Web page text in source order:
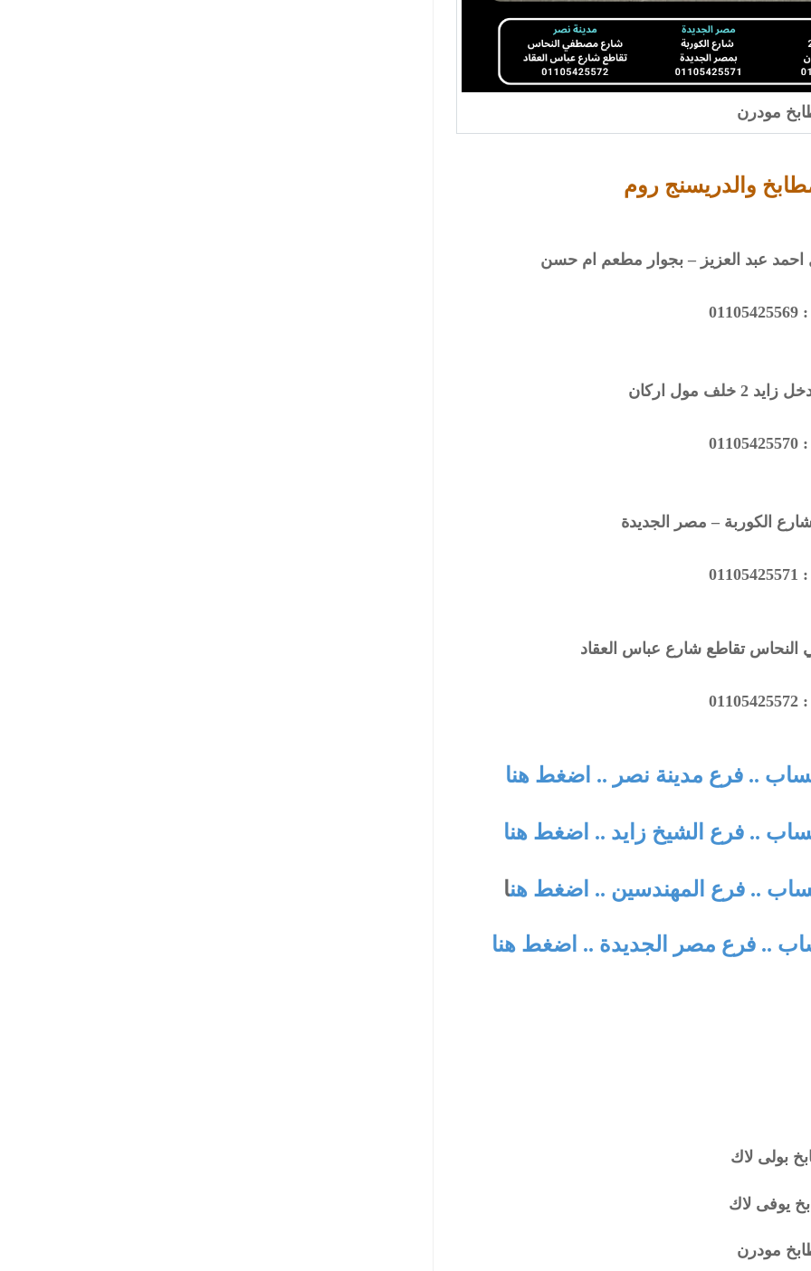
مودرن
والدريسنج روم
مول اركان
الكوربة – مصر الجديدة
تقاطع شارع عباس العقاد
.. فرع مدينة نصر .. اضغط هنا
.. فرع الشيخ زايد .. اضغط هنا
.. فرع المهندسين .. اضغط هنا
.. فرع مصر الجديدة .. اضغط هنا
بولى لاك
يوفى لاك
مودرن